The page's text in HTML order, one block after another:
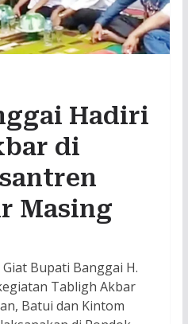
Hadiri
di
Masing
Giat Bupati Banggai H.
Tabligh Akbar
Batui dan Kintom